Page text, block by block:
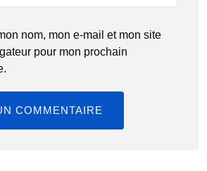
nom, mon e-mail et mon site
pour mon prochain